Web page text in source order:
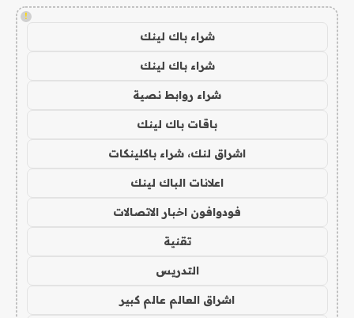
!
شراء باك لينك
شراء باك لينك
شراء روابط نصية
باقات باك لينك
اشراق لنك، شراء باكلينكات
اعلانات الباك لينك
فودوافون اخبار الاتصالات
تقنية
التدريس
اشراق العالم عالم كبير